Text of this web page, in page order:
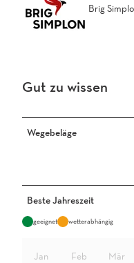
Brig
Gut zu wissen
Wegebeläge
Beste Jahreszeit
geeignet wetterabhängig
Jan Feb Mär